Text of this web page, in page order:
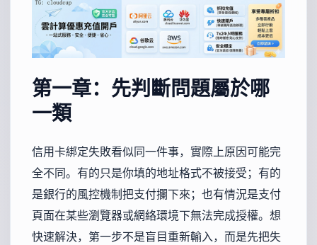
第一章：先判斷問題屬於哪
一類
信用卡綁定失敗看似同一件事，實際上原因可能完
全不同。有的只是你填的地址格式不被接受；有的
是銀行的風控機制把支付攔下來；也有情況是支付
頁面在某些瀏覽器或網絡環境下無法完成授權。想
快速解決，第一步不是盲目重新輸入，而是先把失